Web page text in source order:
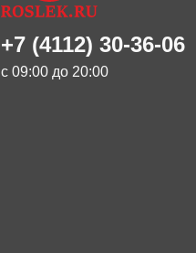
+7 (4112) 30-36-06
с 09:00 до 20:00